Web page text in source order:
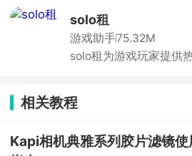
时在线。分身运行稳定
时，官方强调比市面上
安全。
solo租
游戏助手75.32M
solo租为游戏玩家提供
高端账号的需求。支持
多种租赁模式，用户可
笔订单都有平台担保，
明展示，租中出现问题
相关教程
Kapi相机典雅系列胶片滤镜使